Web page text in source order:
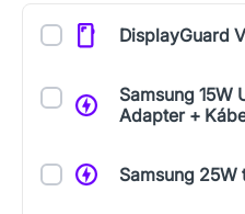
Kiegészítők
DisplayGuard
Samsung 15W
Adapter +
Samsung 25W